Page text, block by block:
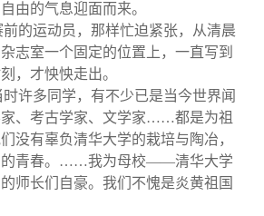
由的气息迎面而来。
前的运动员，那样忙迫紧张，从清晨
志室一个固定的位置上，一直写到
，才怏怏走出。
许多同学，有不少已是当今世界闻
、考古学家、文学家……都是为祖
没有辜负清华大学的栽培与陶冶，
的青春。……我为母校——清华大学
师长们自豪。我们不愧是炎黄祖国